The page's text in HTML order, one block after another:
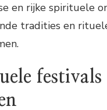
en rijke spirituele
tradities en
festivals